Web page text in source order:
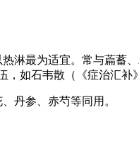
淋最为适宜。常与萹蓄
如石韦散（《症治汇补
丹参、赤芍等同用。